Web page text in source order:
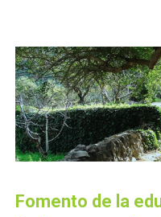
Fomento de la